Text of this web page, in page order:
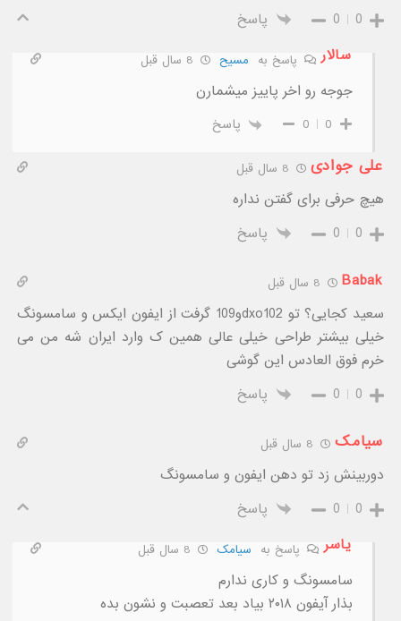
0
0
پاسخ
سالار
پاسخ به مسیح
جوجه رو اخر پاییز میشمارن
0
0 پاسخ
علی جوادی 8 سال قبل
هیچ حرفی برای گفتن نداره
0
0 پاسخ
Babak
سعید کجایی؟ تو dxo102و109 گرفت از ایفون ایکس و سامسونگ
خیلی بیشتر طراحی خیلی عالی همین ک وارد ایران شه من می
خرم فوق العادس این گوشی
0
0 پاسخ
سیامک
دوربینش زد تو دهن ایفون و سامسونگ
0
0
پاسخ
ياسر
پاسخ به سیامک
سامسونگ و کاری ندارم
بذار آیفون ٢٠١٨ بیاد بعد تعصبت و نشون بده